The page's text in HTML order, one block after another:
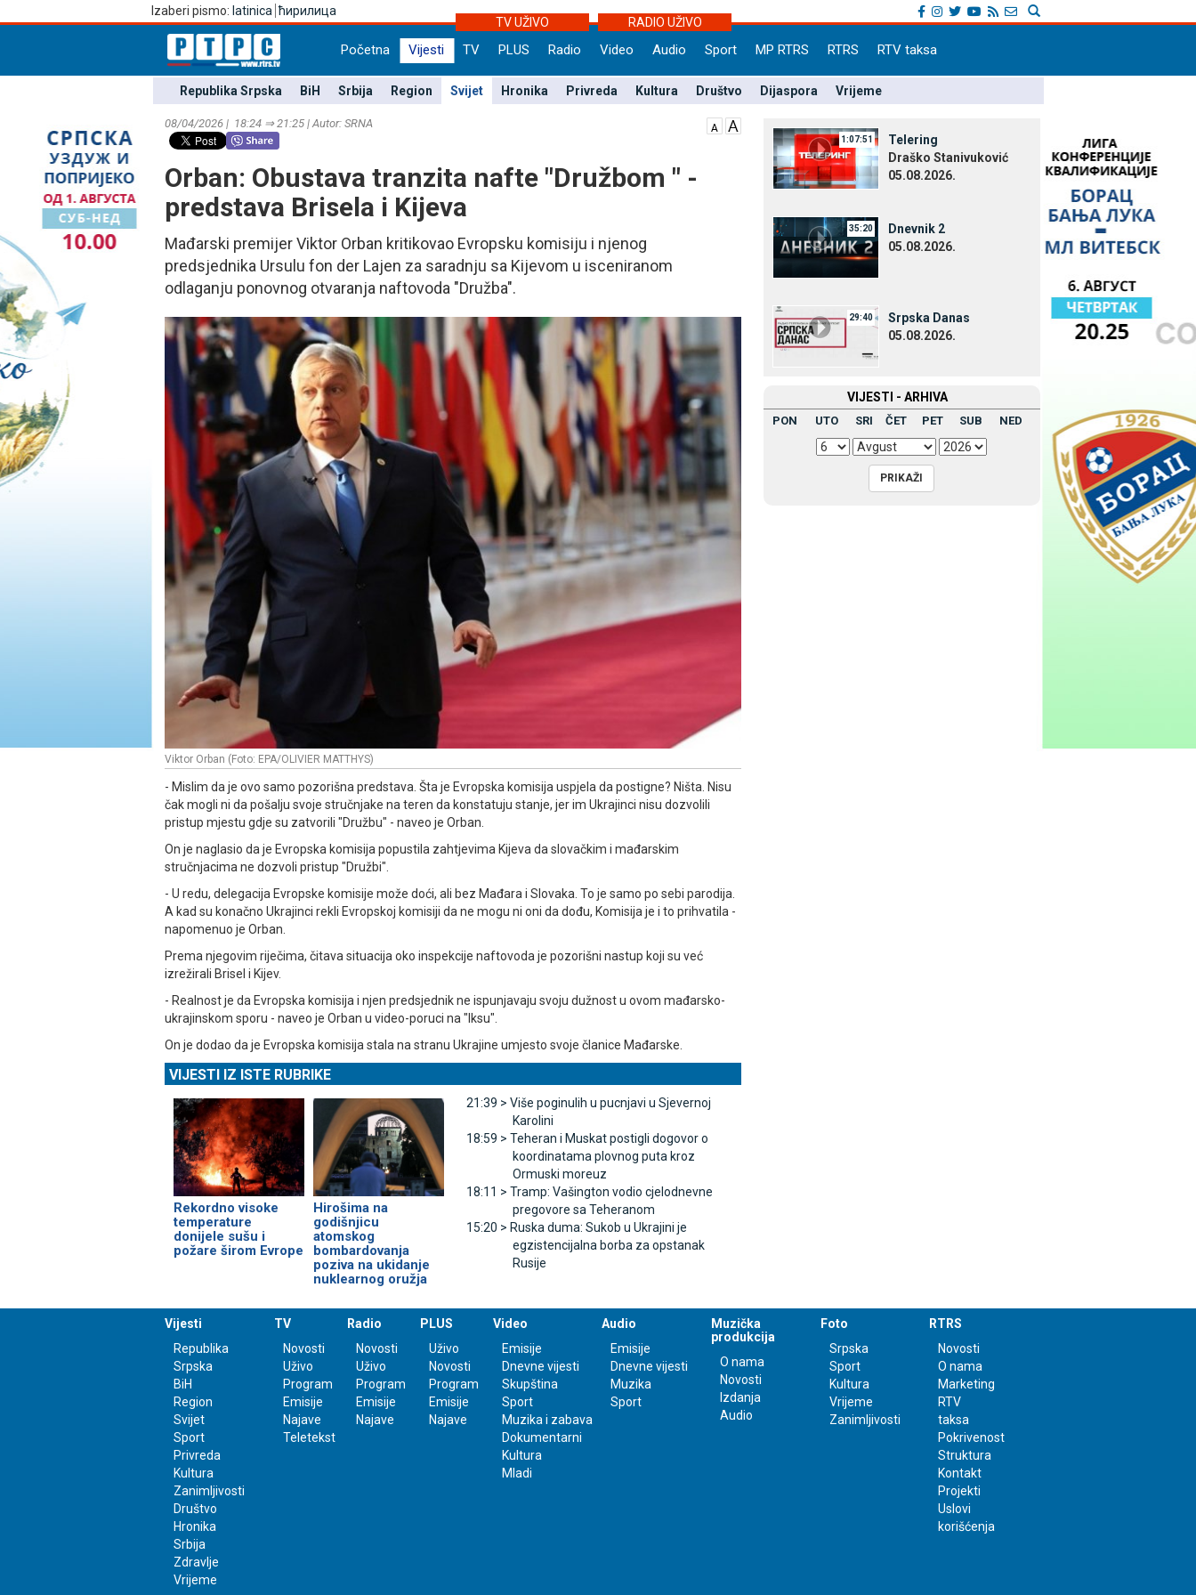
Izaberi pismo: latinica ћирилица
TV UŽIVO
RADIO UŽIVO
Početna Vijesti TV PLUS Radio Video Audio Sport MP RTRS RTRS RTV taksa
Republika Srpska BiH Srbija Region Svijet Hronika Privreda Kultura Društvo Dijaspora Vrijeme
08/04/2026 | 18:24 ⇒ 21:25 | Autor: SRNA
Orban: Obustava tranzita nafte "Družbom " -
predstava Brisela i Kijeva
Mađarski premijer Viktor Orban kritikovao Evropsku komisiju i njenog
predsjednika Ursulu fon der Lajen za saradnju sa Kijevom u isceniranom
odlaganju ponovnog otvaranja naftovoda "Družba".
Viktor Orban (Foto: EPA/OLIVIER MATTHYS)
- Mislim da je ovo samo pozorišna predstava. Šta je Evropska komisija uspjela da postigne? Ništa. Nisu
čak mogli ni da pošalju svoje stručnjake na teren da konstatuju stanje, jer im Ukrajinci nisu dozvolili
pristup mjestu gdje su zatvorili "Družbu" - naveo je Orban.
On je naglasio da je Evropska komisija popustila zahtjevima Kijeva da slovačkim i mađarskim
stručnjacima ne dozvoli pristup "Družbi".
- U redu, delegacija Evropske komisije može doći, ali bez Mađara i Slovaka. To je samo po sebi parodija.
A kad su konačno Ukrajinci rekli Evropskoj komisiji da ne mogu ni oni da dođu, Komisija je i to prihvatila -
napomenuo je Orban.
Prema njegovim riječima, čitava situacija oko inspekcije naftovoda je pozorišni nastup koji su već
izrežirali Brisel i Kijev.
- Realnost je da Evropska komisija i njen predsjednik ne ispunjavaju svoju dužnost u ovom mađarsko-
ukrajinskom sporu - naveo je Orban u video-poruci na "Iksu".
On je dodao da je Evropska komisija stala na stranu Ukrajine umjesto svoje članice Mađarske.
VIJESTI IZ ISTE RUBRIKE
Rekordno visoke
temperature
donijele sušu i
požare širom Evrope
Hirošima na
godišnjicu
atomskog
bombardovanja
poziva na ukidanje
nuklearnog oružja
21:39 > Više poginulih u pucnjavi u Sjevernoj
Karolini
18:59 > Teheran i Muskat postigli dogovor o
koordinatama plovnog puta kroz
Ormuski moreuz
18:11 > Tramp: Vašington vodio cjelodnevne
pregovore sa Teheranom
15:20 > Ruska duma: Sukob u Ukrajini je
egzistencijalna borba za opstanak
Rusije
1:07:51
Telering
Draško Stanivuković
05.08.2026.
35:20
Dnevnik 2
05.08.2026.
29:40
Srpska Danas
05.08.2026.
VIЈESTI - ARHIVA
PON UTO SRI ČET PET SUB NED
Vijesti
Republika
Srpska
BiH
Region
Svijet
Sport
Privreda
Kultura
Zanimljivosti
Društvo
Hronika
Srbija
Zdravlje
Vrijeme
TV
Novosti
Uživo
Program
Emisije
Najave
Teletekst
Radio
Novosti
Uživo
Program
Emisije
Najave
PLUS
Uživo
Novosti
Program
Emisije
Najave
Video
Emisije
Dnevne vijesti
Skupština
Sport
Muzika i zabava
Dokumentarni
Kultura
Mladi
Audio
Emisije
Dnevne vijesti
Muzika
Sport
Muzička
produkcija
O nama
Novosti
Izdanja
Audio
Foto
Srpska
Sport
Kultura
Vrijeme
Zanimljivosti
RTRS
Novosti
O nama
Marketing
RTV
taksa
Pokrivenost
Struktura
Kontakt
Projekti
Uslovi
korišćenja